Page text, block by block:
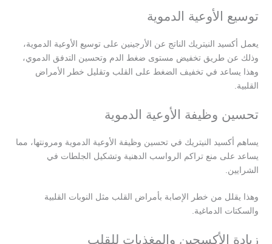
توسيع الأوعية الدموية
يعمل أكسيد النيتريك الناتج عن الأرجينين على توسيع الأوعية الدموية،
وذلك عن طريق تخفيض مستوى ضغط الدم وتحسين التدفق الدموي،
وهذا يساعد في تخفيف الضغط على القلب وتقليل خطر الأمراض
القلبية.
تحسين وظيفة الأوعية الدموية
يساهم أكسيد النيتريك في تحسين وظيفة الأوعية الدموية ومرونتها، مما
يساعد على منع تراكم الرواسب الدهنية وتشكيل الجلطات في
الشرايين.
وهذا يقلل من خطر الإصابة بأمراض القلب مثل النوبات القلبية
والسكتات الدماغية.
زيادة الأكسجين والمغذيات للقلب